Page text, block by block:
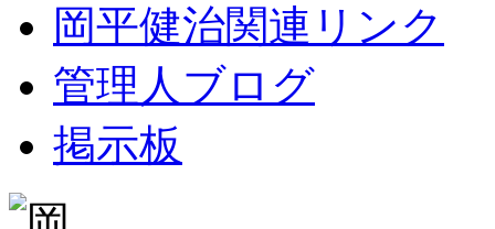
岡平健治関連リンク
管理人ブログ
掲示板